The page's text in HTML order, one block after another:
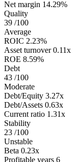
Net margin 14.29%
Quality
39 /100
Average
ROIC 2.23%
Asset turnover 0.11x
ROE 8.59%
Debt
43 /100
Moderate
Debt/Equity 3.27x
Debt/Assets 0.63x
Current ratio 1.31x
Stability
23 /100
Unstable
Beta 0.23x
Profitable years 6